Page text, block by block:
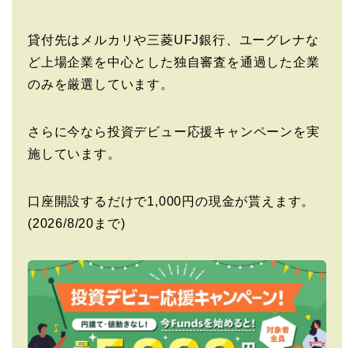
貸付先はメルカリや三菱UFJ銀行、ユーグレナな
ど上場企業を中心とした独自審査を通過した企業
のみを厳選しています。
さらに今なら投資デビュー応援キャンペーンを実
施しています。
口座開設するだけで1,000円の現金が貰えます。
(2026/8/20まで)